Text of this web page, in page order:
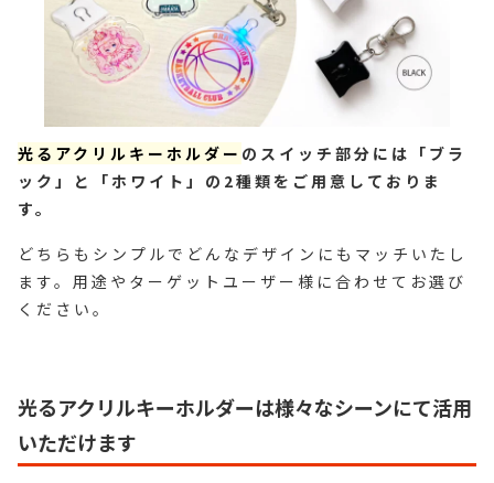
光るアクリルキーホルダー のスイッチ部分には「ブラ
ック」と「ホワイト」の2種類をご用意しておりま
す。
どちらもシンプルでどんなデザインにもマッチいたし
ます。用途やターゲットユーザー様に合わせてお選び
ください。
光るアクリルキーホルダーは様々なシーンにて活用
いただけます